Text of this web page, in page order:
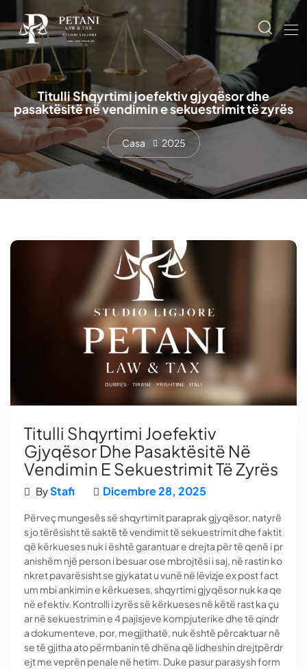
Titulli Shqyrtimi joefektiv gjyqësor dhe
pasaktësitë në vendimin e sekuestrimit të zyrës
Casa 2025
Titulli Shqyrtimi Joefektiv
Gjyqësor Dhe Pasaktësitë Në
Vendimin E Sekuestrimit Të Zyrës
ByStafi Dicembre 28, 2025
Përveç mungesës së shqyrtimit paraprak gjyqësor, natyrë
s jo tërësisht të saktë të vendimit të sekuestrimit dhe faktit
që kërkueses nuk i është garantuar e drejta për të qenë i pr
anishëm një person i besuar ose mbrojtësi i saj, në rastin ko
nkret pavarësisht se gjykatat u vunë në lëvizje ex post fact
um mbi ankimin e kërkueses, shqyrtimi gjyqësor nuk ka qe
në efektiv. Kontrolli i zyrës së kërkueses në këtë rast ka çu
ar në sekuestrimin e 4 pajisjeve kompjuterike dhe të qindr
a dokumenteve, por, megjithatë, nuk është përcaktuar në
se të gjitha ato përmbanin të dhëna që lidheshin drejtpërdr
ejt me veprën penale në hetim. Duke pasur parasysh form